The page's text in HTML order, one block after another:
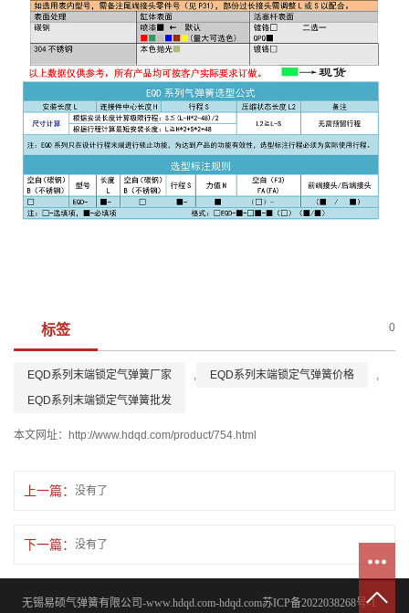
标签 0
EQD系列末端锁定气弹簧厂家 , EQD系列末端锁定气弹簧价格
,
EQD系列末端锁定气弹簧批发
本文网址： http://www.hdqd.com/product/754.html
上一篇： 没有了
下一篇： 没有了
无锡易硕气弹簧有限公司-www.hdqd.com-hdqd.com苏ICP备2022038268号-1